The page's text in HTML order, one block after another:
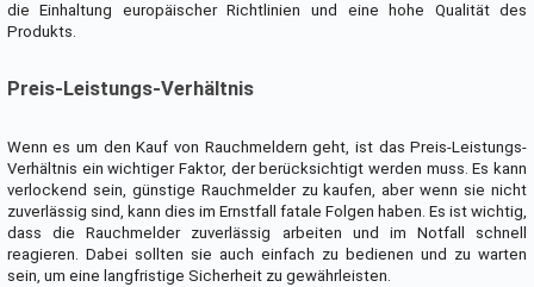
die Einhaltung europäischer Richtlinien und eine hohe Qualität des
Produkts.
Preis-Leistungs-Verhältnis
Wenn es um den Kauf von Rauchmeldern geht, ist das Preis-Leistungs-
Verhältnis ein wichtiger Faktor, der berücksichtigt werden muss. Es kann
verlockend sein, günstige Rauchmelder zu kaufen, aber wenn sie nicht
zuverlässig sind, kann dies im Ernstfall fatale Folgen haben. Es ist wichtig,
dass die Rauchmelder zuverlässig arbeiten und im Notfall schnell
reagieren. Dabei sollten sie auch einfach zu bedienen und zu warten
sein, um eine langfristige Sicherheit zu gewährleisten.